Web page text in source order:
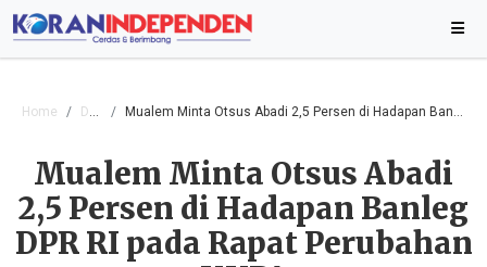
Home Daerah Mualem Minta Otsus Abadi 2,5 Persen di Hadapan Banleg DPR RI pada Rapat Perubahan UUPA
Mualem Minta Otsus Abadi
2,5 Persen di Hadapan Banleg
DPR RI pada Rapat Perubahan